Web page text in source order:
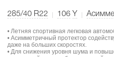
285/40 R22 106 Y
• Летняя спортивная легковая
• Асимметричный протектор
даже на больших скоростях.
• Для снижения уровня шума и